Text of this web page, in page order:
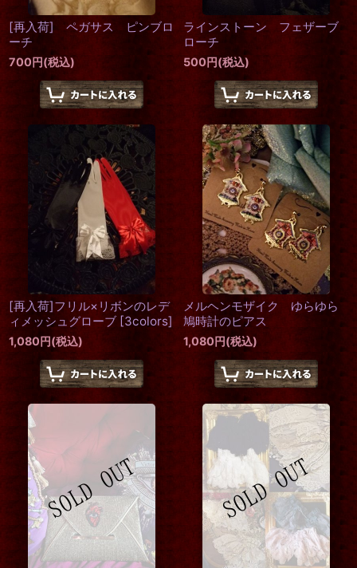
[再入荷] ペガサス ピンブロ
ーチ
700円(税込)
ラインストーン フェザーブ
ローチ
500円(税込)
[再入荷]フリル×リボンのレデ
ィメッシュグローブ [3colors]
1,080円(税込)
メルヘンモザイク ゆらゆら
鳩時計のピアス
1,080円(税込)